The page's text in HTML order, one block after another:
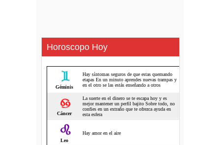
Horoscopo Hoy